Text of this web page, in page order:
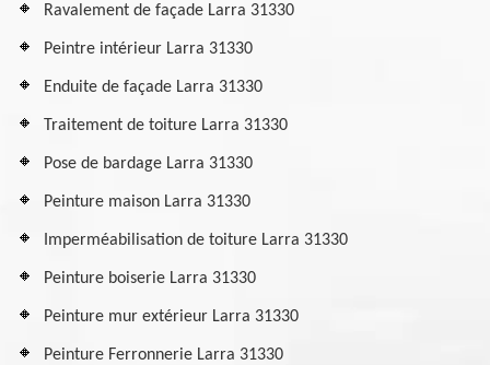
Ravalement de façade Larra 31330
Peintre intérieur Larra 31330
Enduite de façade Larra 31330
Traitement de toiture Larra 31330
Pose de bardage Larra 31330
Peinture maison Larra 31330
Imperméabilisation de toiture Larra 31330
Peinture boiserie Larra 31330
Peinture mur extérieur Larra 31330
Peinture Ferronnerie Larra 31330